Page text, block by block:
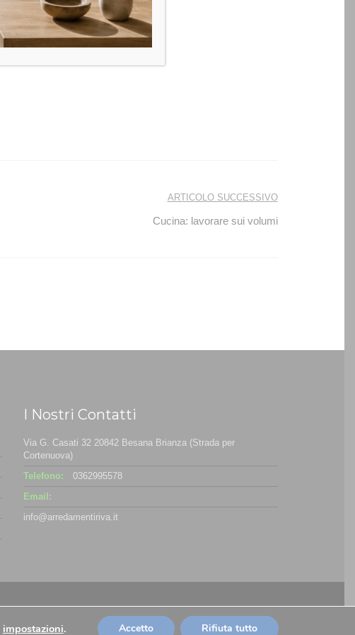
ARTICOLO SUCCESSIVO
Cucina: lavorare sui volumi
I Nostri Contatti
Via G. Casati 32 20842 Besana Brianza (Strada per
Cortenuova)
Telefono:
0362995578
Email:
info@arredamentiriva.it
impostazioni. Accetto Rifiuta tutto